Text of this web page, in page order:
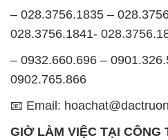
– 028.3756.1835 –
028.3756.1841-
– 0932.660.696 –
0902.765.866
📧 Email:
GIỜ LÀM VIỆC TẠI CÔNG